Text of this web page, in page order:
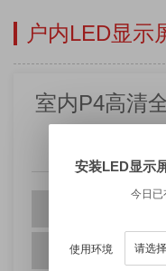
户内LED显示
室内P4高清
阅读量：
使用环境:酒店大堂
安装LED显示
今日已
使用环境